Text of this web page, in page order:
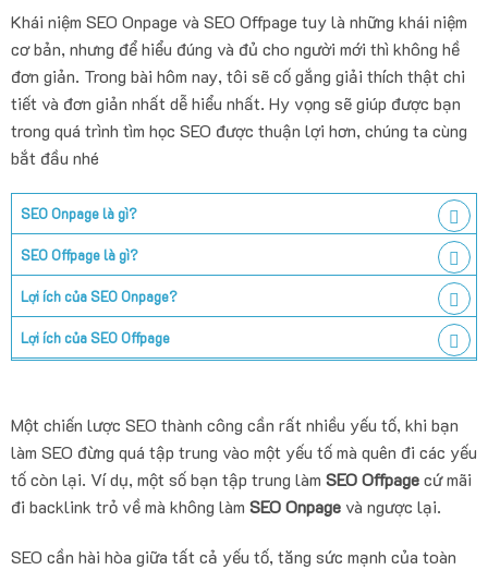
Khái niệm SEO Onpage và SEO Offpage tuy là những khái niệm
cơ bản, nhưng để hiểu đúng và đủ cho người mới thì không hề
đơn giản. Trong bài hôm nay, tôi sẽ cố gắng giải thích thật chi
tiết và đơn giản nhất dễ hiểu nhất. Hy vọng sẽ giúp được bạn
trong quá trình tìm học SEO được thuận lợi hơn, chúng ta cùng
bắt đầu nhé
SEO Onpage là gì?
SEO Offpage là gì?
Lợi ích của SEO Onpage?
Lợi ích của SEO Offpage
Một chiến lược SEO thành công cần rất nhiều yếu tố, khi bạn
làm SEO đừng quá tập trung vào một yếu tố mà quên đi các yếu
tố còn lại. Ví dụ, một số bạn tập trung làm SEO Offpagecứ mãi
đi backlink trỏ về mà không làm SEO Onpage và ngược lại.
SEO cần hài hòa giữa tất cả yếu tố, tăng sức mạnh của toàn